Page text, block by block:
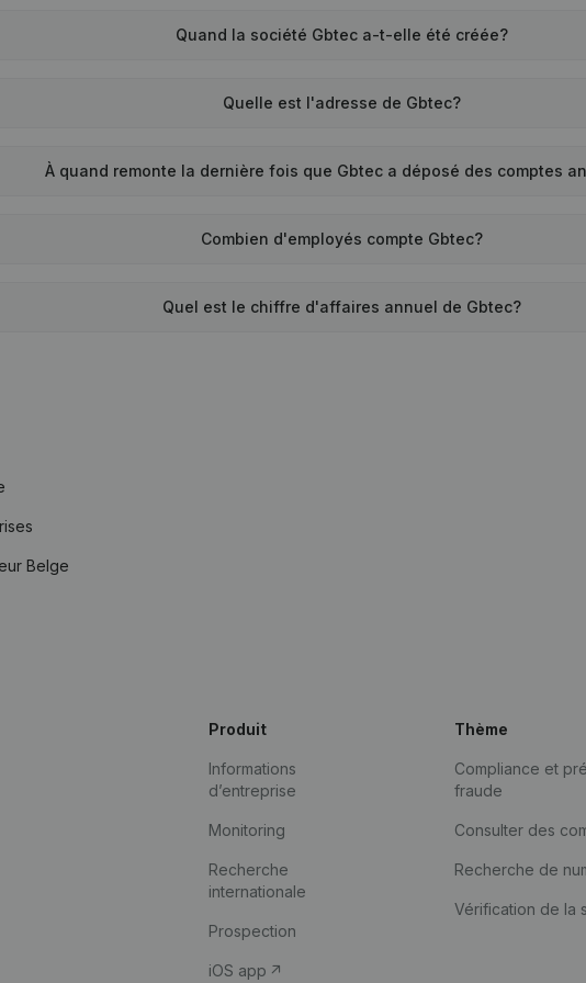
Quand la société Gbtec a-t-elle été créée?
Quelle est l'adresse de Gbtec?
À quand remonte la dernière fois que Gbtec a déposé des comptes
Combien d'employés compte Gbtec?
Quel est le chiffre d'affaires annuel de Gbtec?
Belge
Produit
Informations
d’entreprise
Monitoring
Recherche
internationale
Prospection
iOS app
Thème
Compliance et
fraude
Consulter des
Recherche de
Vérification de la